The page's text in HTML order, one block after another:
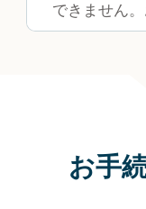
できません
い。
い。
・本サービ
お手